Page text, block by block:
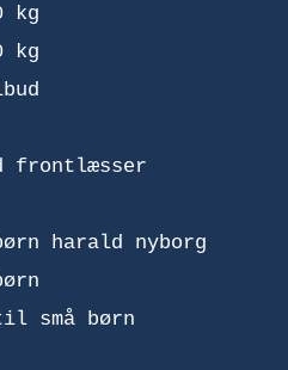
kg
kg
frontlæsser
harald nyborg
små børn